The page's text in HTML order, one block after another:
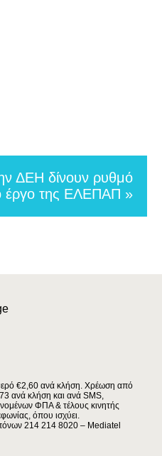
ΔΕΗ δίνουν ρυθμό
έργο της ΕΛΕΠΑΠ »
€2,60 ανά κλήση. Χρέωση από
ανά κλήση και ανά SMS,
ΦΠΑ & τέλους κινητής
όπου ισχύει.
214 214 8020 – Mediatel